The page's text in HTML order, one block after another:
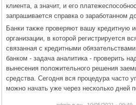
клиента, а значит, и его
запрашивается справка о заработанном
Банки также проверяют вашу кредитную
организации, в которой регистрируется
связанная с кредитными
банком - задача аналитика - проверить
вынесения положительного решения
средства. Сегодня вся процедура часто
можно начать уже через несколько дней